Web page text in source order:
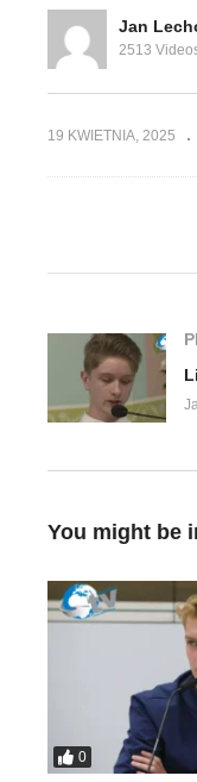
Jan
2513
19 KWIETNIA, 2025
You might be
0